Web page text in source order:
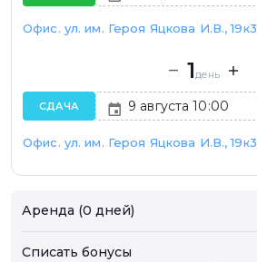
Офис. ул. им. Героя Яцкова И.В., 19к3
1день
СДАЧА
Офис. ул. им. Героя Яцкова И.В., 19к3
Аренда (0 дней)
Списать бонусы